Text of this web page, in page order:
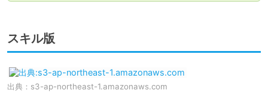
スキル版
出典： s3-ap-northeast-1.amazonaws.com